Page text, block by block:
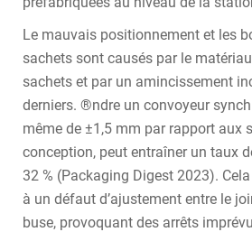
Le mauvais positionnement et les
sachets sont causés par le
sachets et par un amincissement
derniers. ®ndre un convoyeur
même de ±1,5 mm par rapport aux
conception, peut entraîner un taux
32 % (Packaging Digest 2023).
à un défaut d’ajustement entre le
buse, provoquant des arrêts